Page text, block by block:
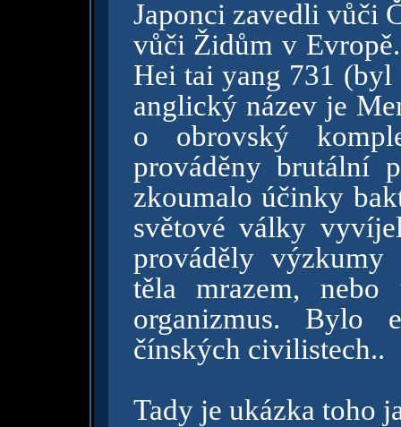
Japonci zavedli vůči
vůči Židům v
Hei tai yang 731
anglický název je
o obrovský
prováděny brutální
zkoumalo účinky
světové války
prováděly výzkumy
těla mrazem,
organizmus. Bylo
čínských civilistech..
Tady je ukázka toho